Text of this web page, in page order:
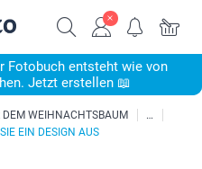
Fotobuch entsteht wie von
Jetzt erstellen 📖
DEM WEIHNACHTSBAUM
EIN DESIGN AUS